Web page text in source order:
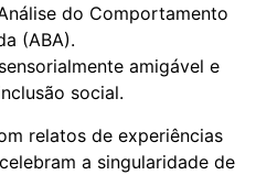
do Comportamento
(ABA).
amigável e
social.
relatos de experiências
a singularidade de